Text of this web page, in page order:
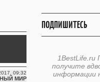
09:32
МИР
ПОДПИШИТЕСЬ
1BestLife.ru
получите
информации